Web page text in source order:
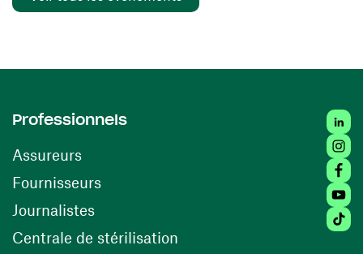
Professionnels
Assureurs
Fournisseurs(ouvre une nouvelle fenêtre)
Journalistes
Centrale de stérilisation (ouvre une nouvelle